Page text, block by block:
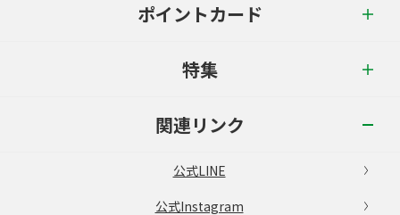
ポイントカード
特集
関連リンク
公式LINE
公式Instagram